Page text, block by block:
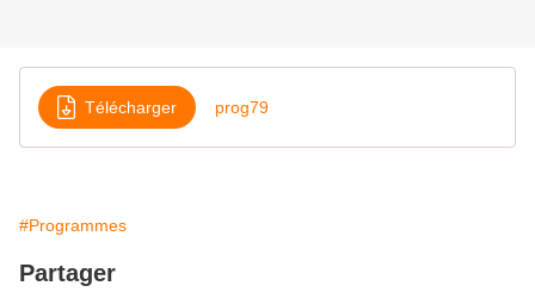
Télécharger prog79
#Programmes
Partager